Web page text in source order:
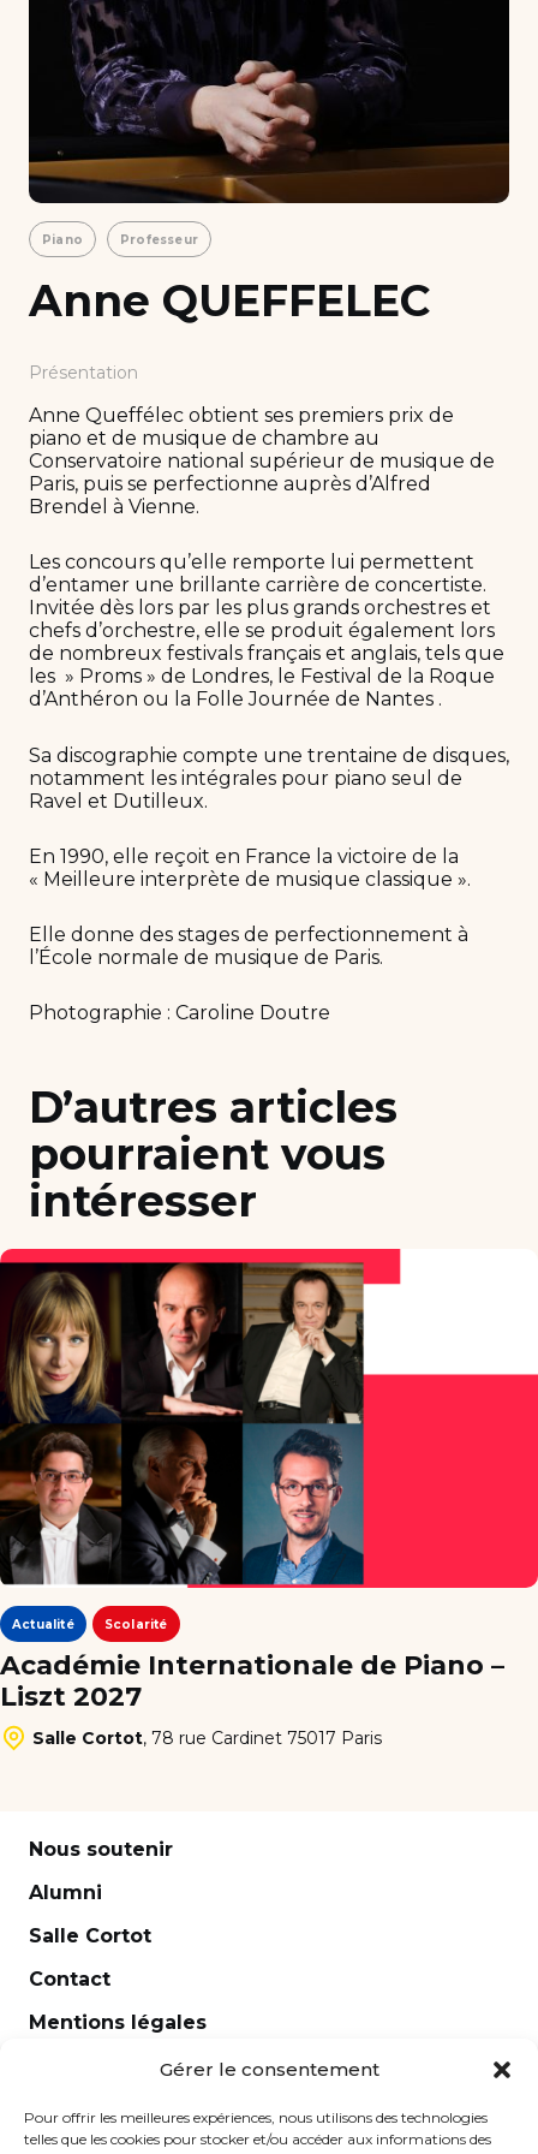
Gérer le consentement
Pour offrir les meilleures expériences, nous utilisons des technologies
telles que les cookies pour stocker et/ou accéder aux informations des
Piano Professeur
Anne QUEFFELEC
Présentation
Anne Queffélec obtient ses premiers prix de
piano et de musique de chambre au
Conservatoire national supérieur de musique de
Paris, puis se perfectionne auprès d’Alfred
Brendel à Vienne.
Les concours qu’elle remporte lui permettent
d’entamer une brillante carrière de concertiste.
Invitée dès lors par les plus grands orchestres et
chefs d’orchestre, elle se produit également lors
de nombreux festivals français et anglais, tels que
les » Proms » de Londres, le Festival de la Roque
d’Anthéron ou la Folle Journée de Nantes .
Sa discographie compte une trentaine de disques,
notamment les intégrales pour piano seul de
Ravel et Dutilleux.
En 1990, elle reçoit en France la victoire de la
« Meilleure interprète de musique classique ».
Elle donne des stages de perfectionnement à
l’École normale de musique de Paris.
Photographie : Caroline Doutre
D’autres articles
pourraient vous
intéresser
Actualité Scolarité
Académie Internationale de Piano –
Liszt 2027
Salle Cortot, 78 rue Cardinet 75017 Paris
Nous soutenir
Alumni
Salle Cortot
Contact
Mentions légales